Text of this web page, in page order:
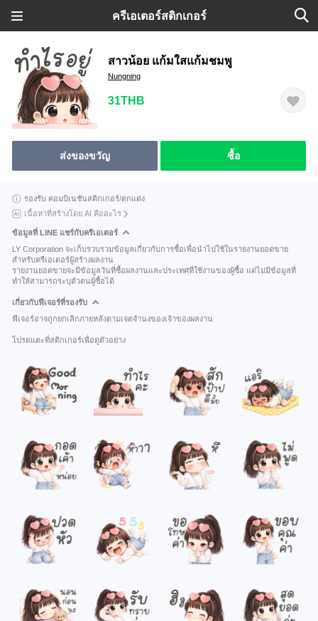
ครีเอเตอร์สติกเกอร์
สาวน้อย แก้มใสแก้มชมพู
Nungning
31THB
ส่งของขวัญ ซื้อ
รองรับ คอมบิเนชันสติกเกอร์/ตกแต่ง
เนื้อหาที่สร้างโดย AI คืออะไร
ข้อมูลที่ LINE แชร์กับครีเอเตอร์
LY Corporation จะเก็บรวบรวมข้อมูลเกี่ยวกับการซื้อเพื่อนำไปใช้ในรายงานยอดขาย
สำหรับครีเอเตอร์ผู้สร้างผลงาน
รายงานยอดขายจะมีข้อมูลวันที่ซื้อผลงานและประเทศที่ใช้งานของผู้ซื้อ แต่ไม่มีข้อมูลที่
ทำให้สามารถระบุตัวตนผู้ซื้อได้
เกี่ยวกับฟีเจอร์ที่รองรับ
ฟีเจอร์อาจถูกยกเลิกภายหลังตามเจตจำนงของเจ้าของผลงาน
โปรดแตะที่สติกเกอร์เพื่อดูตัวอย่าง